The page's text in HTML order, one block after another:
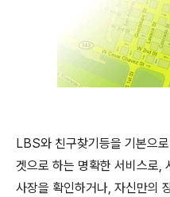
LBS와 친구찾기등을 기본으
겟으로 하는 명확한 서비스로,
사장을 확인하거나, 자신만의